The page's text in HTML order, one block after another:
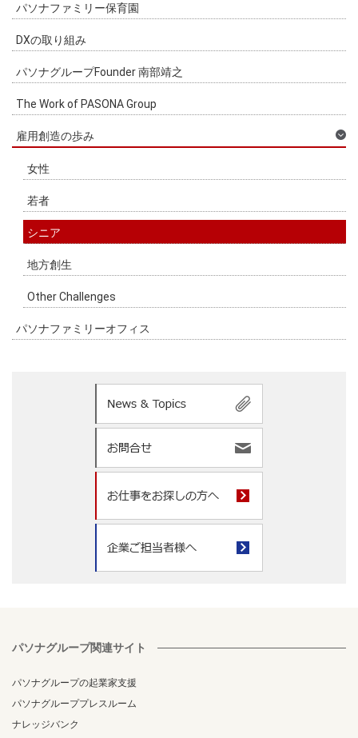
パソナファミリー保育園
DXの取り組み
パソナグループFounder 南部靖之
The Work of PASONA Group
雇用創造の歩み
女性
若者
シニア
地方創生
Other Challenges
パソナファミリーオフィス
パソナグループ関連サイト
パソナグループの起業家支援
パソナグループプレスルーム
ナレッジバンク